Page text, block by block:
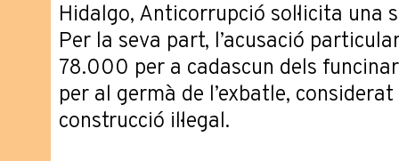
Hidalgo, Anticorrupció sol·licita una
Per la seva part, l’acusació
78.000 per a cadascun dels
per al germà de l’exbatle,
construcció il·legal.